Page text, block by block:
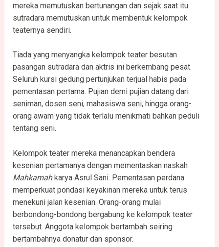
mereka memutuskan bertunangan dan sejak saat itu
sutradara memutuskan untuk membentuk kelompok
teaternya sendiri.
Tiada yang menyangka kelompok teater besutan
pasangan sutradara dan aktris ini berkembang pesat.
Seluruh kursi gedung pertunjukan terjual habis pada
pementasan pertama. Pujian demi pujian datang dari
seniman, dosen seni, mahasiswa seni, hingga orang-
orang awam yang tidak terlalu menikmati bahkan peduli
tentang seni.
Kelompok teater mereka menancapkan bendera
kesenian pertamanya dengan mementaskan naskah
Mahkamahkarya Asrul Sani. Pementasan perdana
memperkuat pondasi keyakinan mereka untuk terus
menekuni jalan kesenian. Orang-orang mulai
berbondong-bondong bergabung ke kelompok teater
tersebut. Anggota kelompok bertambah seiring
bertambahnya donatur dan sponsor.